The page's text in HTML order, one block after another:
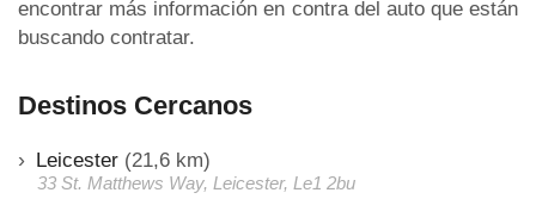
encontrar más información en contra del auto que están
buscando contratar.
Destinos Cercanos
Leicester (21,6 km)
33 St. Matthews Way, Leicester, Le1 2bu